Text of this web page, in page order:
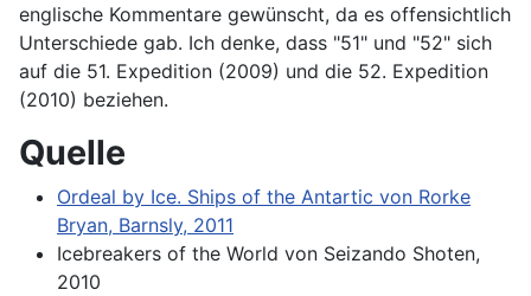
englische Kommentare gewünscht, da es offensichtlich
Unterschiede gab. Ich denke, dass "51" und "52" sich
auf die 51. Expedition (2009) und die 52. Expedition
(2010) beziehen.
Quelle
Ordeal by Ice. Ships of the Antartic von Rorke
Bryan, Barnsly, 2011
Icebreakers of the World von Seizando Shoten,
2010